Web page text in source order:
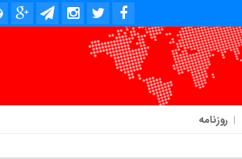
روزنامه